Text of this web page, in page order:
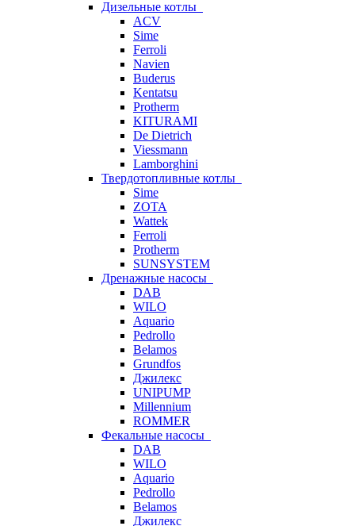
Дизельные котлы
ACV
Sime
Ferroli
Navien
Buderus
Kentatsu
Protherm
KITURAMI
De Dietrich
Viessmann
Lamborghini
Твердотопливные котлы
Sime
ZOTA
Wattek
Ferroli
Protherm
SUNSYSTEM
Дренажные насосы
DAB
WILO
Aquario
Pedrollo
Belamos
Grundfos
Джилекс
UNIPUMP
Millennium
ROMMER
Фекальные насосы
DAB
WILO
Aquario
Pedrollo
Belamos
Джилекс